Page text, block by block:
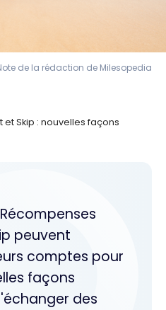
de la rédaction de Milesopedia
et Skip : nouvelles façons
peuvent
comptes pour
façons
des